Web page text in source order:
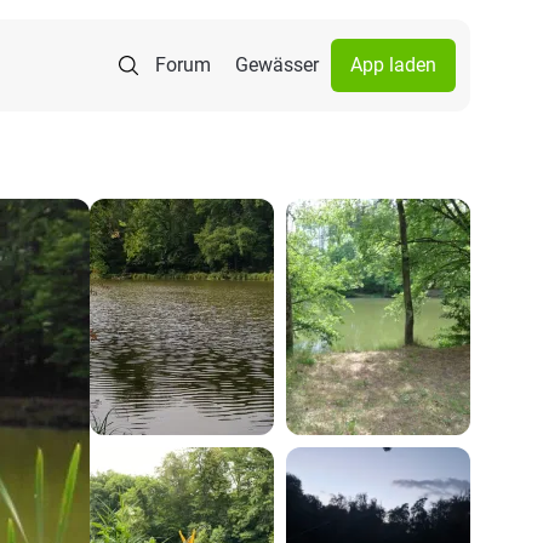
Forum Gewässer App laden